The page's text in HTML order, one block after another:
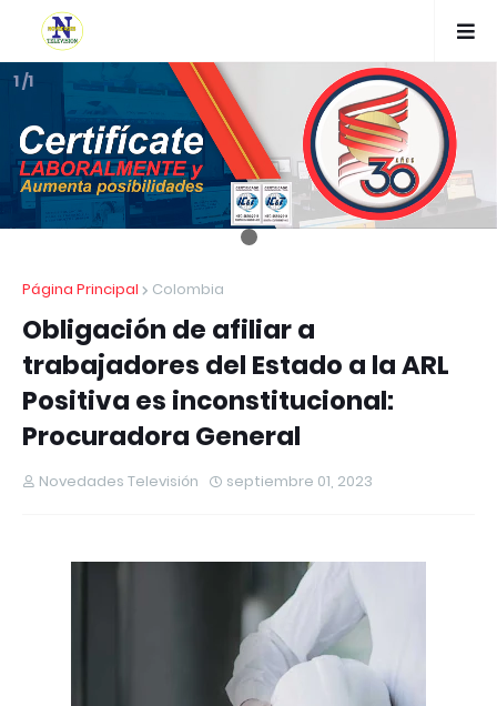
1 /1
Página Principal Colombia
Obligación de afiliar a
trabajadores del Estado a la ARL
Positiva es inconstitucional:
Procuradora General
Novedades Televisión septiembre 01, 2023